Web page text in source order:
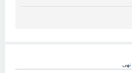
نهى